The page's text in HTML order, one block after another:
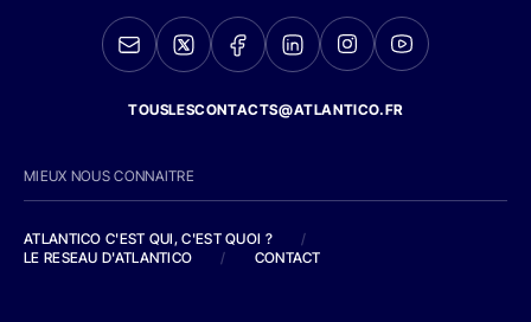
TOUSLESCONTACTS@ATLANTICO.FR
MIEUX NOUS CONNAITRE
ATLANTICO C'EST QUI, C'EST QUOI ?
/
LE RESEAU D'ATLANTICO
/ CONTACT